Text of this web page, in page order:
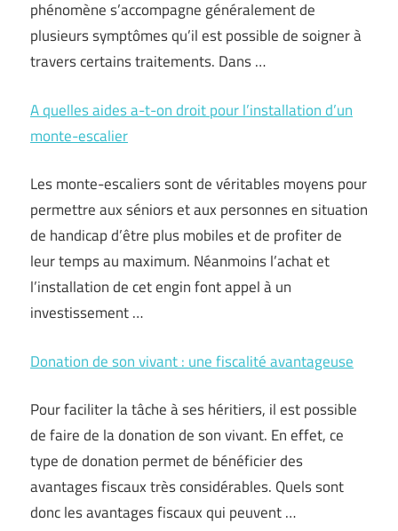
phénomène s’accompagne généralement de
plusieurs symptômes qu’il est possible de soigner à
travers certains traitements. Dans …
A quelles aides a-t-on droit pour l’installation d’un
monte-escalier
Les monte-escaliers sont de véritables moyens pour
permettre aux séniors et aux personnes en situation
de handicap d’être plus mobiles et de profiter de
leur temps au maximum. Néanmoins l’achat et
l’installation de cet engin font appel à un
investissement …
Donation de son vivant : une fiscalité avantageuse
Pour faciliter la tâche à ses héritiers, il est possible
de faire de la donation de son vivant. En effet, ce
type de donation permet de bénéficier des
avantages fiscaux très considérables. Quels sont
donc les avantages fiscaux qui peuvent …